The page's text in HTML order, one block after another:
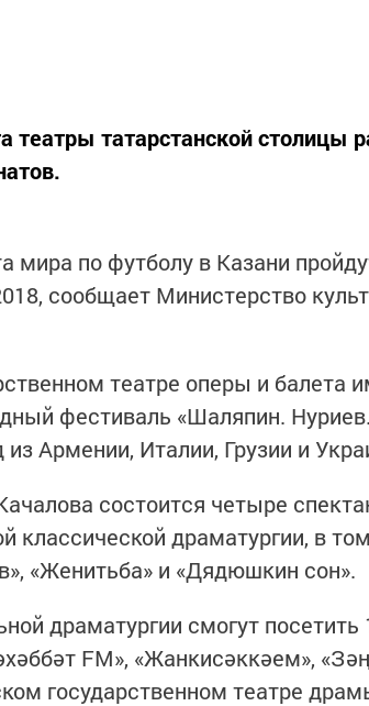
театры татарстанской столицы
мира по футболу в Казани
сообщает Министерство
театре оперы и балета
фестиваль «Шаляпин.
Армении, Италии, Грузии и
состоится четыре
классической драматургии, в
«Женитьба» и «Дядюшкин сон».
драматургии смогут посетить
FM», «Жанкисәккәем»,
государственном театре